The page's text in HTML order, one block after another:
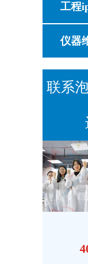
工程
仪器
联系